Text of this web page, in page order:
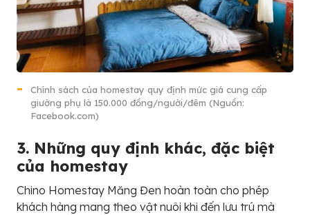
Chính sách của homestay quy định mức giá cung cấp
giường phụ là 150.000 đồng/người/đêm (Nguồn:
Facebook.com)
3. Những quy định khác, đặc biệt
của homestay
Chino Homestay Măng Đen hoàn toàn cho phép
khách hàng mang theo vật nuôi khi đến lưu trú mà